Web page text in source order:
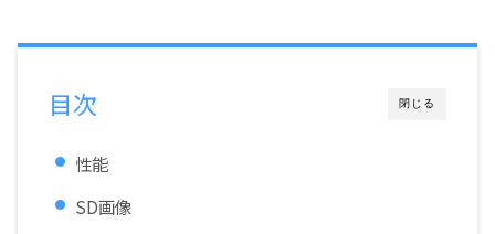
閉じる
目次
性能
SD画像